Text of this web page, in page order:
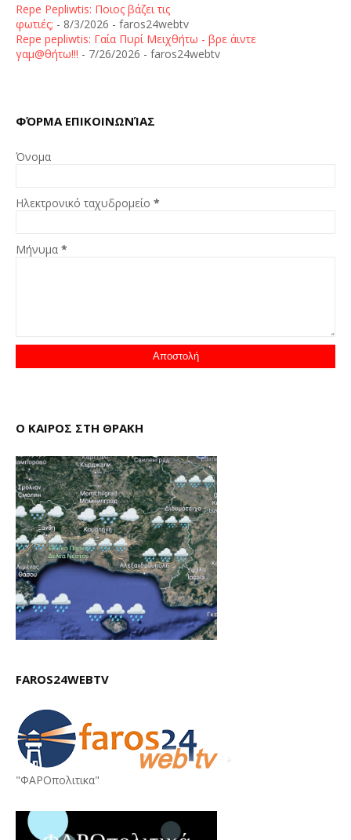
Repe Pepliwtis: Ποιος βάζει τις
φωτιές; - 8/3/2026 - faros24webtv
Repe pepliwtis: Γαία Πυρί Μειχθήτω - βρε άιντε
γαμ@θήτω!!! - 7/26/2026 - faros24webtv
ΦΌΡΜΑ ΕΠΙΚΟΙΝΩΝΊΑΣ
Όνομα
Ηλεκτρονικό ταχυδρομείο *
Μήνυμα *
Ο ΚΑΙΡΟΣ ΣΤΗ ΘΡΑΚΗ
FAROS24WEBTV
"ΦΑΡΟπολιτικα"